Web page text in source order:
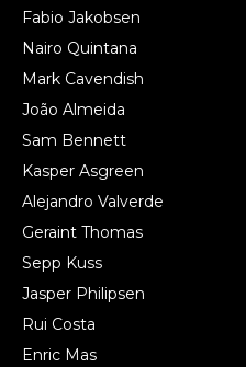
Fabio Jakobsen
Nairo Quintana
Mark Cavendish
João Almeida
Sam Bennett
Kasper Asgreen
Alejandro Valverde
Geraint Thomas
Sepp Kuss
Jasper Philipsen
Rui Costa
Enric Mas